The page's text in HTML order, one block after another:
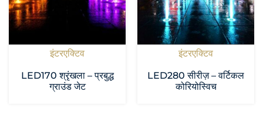
इंटरएक्टिव
LED170 श्रृंखला – प्रबुद्ध
ग्राउंड जेट
इंटरएक्टिव
LED280 सीरीज़ – वर्टिकल
कोरियोस्विच